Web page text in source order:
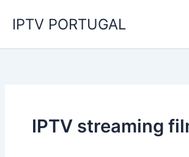
IPTV PORTUGAL
IPTV streaming